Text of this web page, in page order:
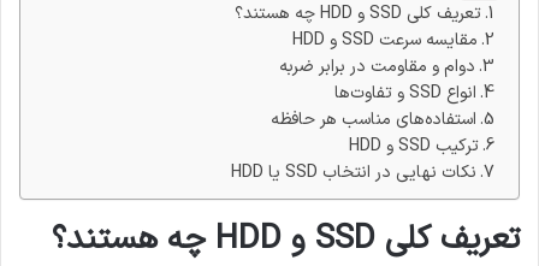
تعریف کلی SSD و HDD چه هستند؟
مقایسه سرعت SSD و HDD
دوام و مقاومت در برابر ضربه
انواع SSD و تفاوت‌ها
استفاده‌های مناسب هر حافظه
ترکیب SSD و HDD
نکات نهایی در انتخاب SSD یا HDD
تعریف کلی SSD و HDD چه هستند؟